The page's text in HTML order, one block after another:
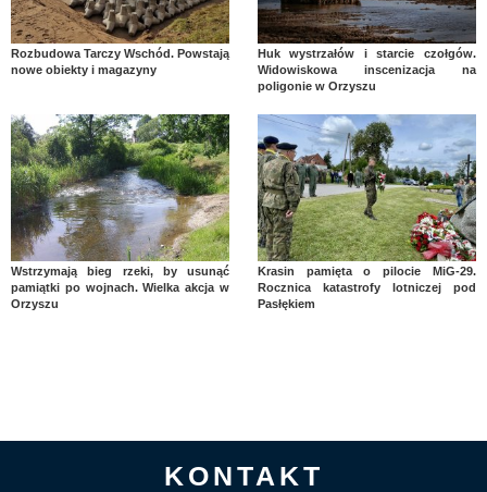
Rozbudowa Tarczy Wschód. Powstają
nowe obiekty i magazyny
Huk wystrzałów i starcie czołgów.
Widowiskowa inscenizacja na
poligonie w Orzyszu
Wstrzymają bieg rzeki, by usunąć
pamiątki po wojnach. Wielka akcja w
Orzyszu
Krasin pamięta o pilocie MiG-29.
Rocznica katastrofy lotniczej pod
Pasłękiem
KONTAKT